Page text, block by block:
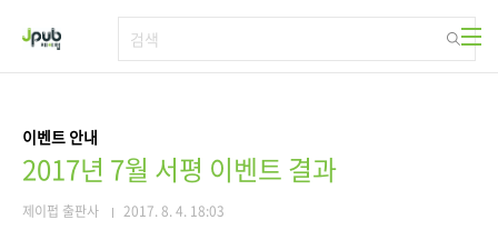
이벤트 안내
2017년 7월 서평 이벤트 결과
제이펍 출판사 2017. 8. 4. 18:03